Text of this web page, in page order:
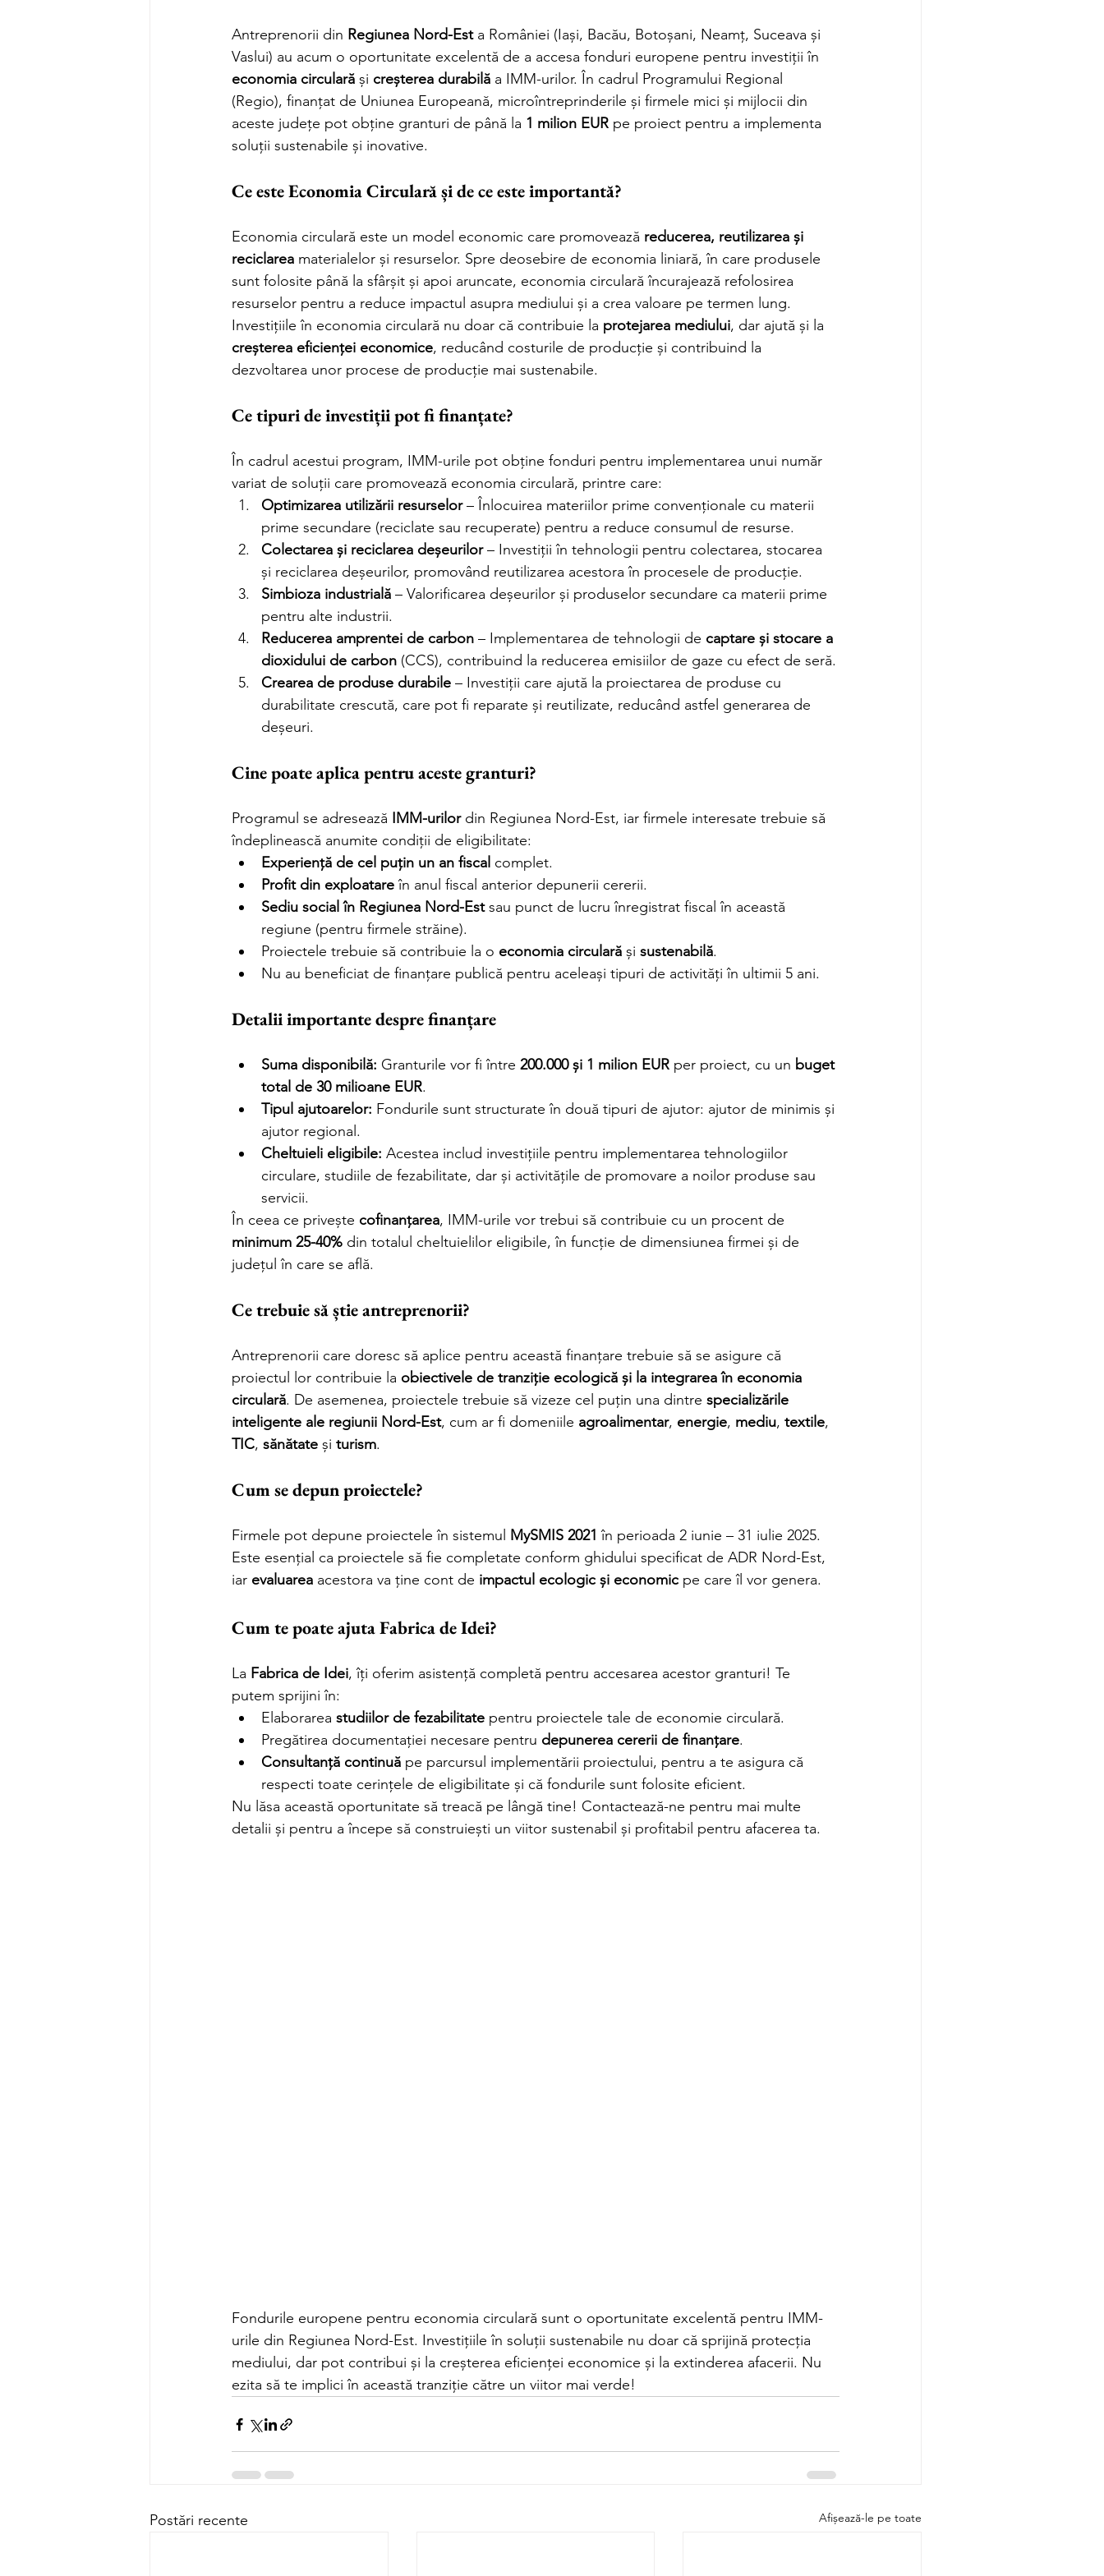
Antreprenorii din Regiunea Nord-Est a României (Iași, Bacău, Botoșani, Neamț, Suceava și
Vaslui) au acum o oportunitate excelentă de a accesa fonduri europene pentru investiții în
economia circulară și creșterea durabilă a IMM-urilor. În cadrul Programului Regional
(Regio), finanțat de Uniunea Europeană, microîntreprinderile și firmele mici și mijlocii din
aceste județe pot obține granturi de până la 1 milion EUR pe proiect pentru a implementa
soluții sustenabile și inovative.
Ce este Economia Circulară și de ce este importantă?
Economia circulară este un model economic care promovează reducerea, reutilizarea și
reciclarea materialelor și resurselor. Spre deosebire de economia liniară, în care produsele
sunt folosite până la sfârșit și apoi aruncate, economia circulară încurajează refolosirea
resurselor pentru a reduce impactul asupra mediului și a crea valoare pe termen lung.
Investițiile în economia circulară nu doar că contribuie la protejarea mediului, dar ajută și la
creșterea eficienței economice, reducând costurile de producție și contribuind la
dezvoltarea unor procese de producție mai sustenabile.
Ce tipuri de investiții pot fi finanțate?
În cadrul acestui program, IMM-urile pot obține fonduri pentru implementarea unui număr
variat de soluții care promovează economia circulară, printre care:
Optimizarea utilizării resurselor – Înlocuirea materiilor prime convenționale cu materii
prime secundare (reciclate sau recuperate) pentru a reduce consumul de resurse.
Colectarea și reciclarea deșeurilor – Investiții în tehnologii pentru colectarea, stocarea
și reciclarea deșeurilor, promovând reutilizarea acestora în procesele de producție.
Simbioza industrială – Valorificarea deșeurilor și produselor secundare ca materii prime
pentru alte industrii.
Reducerea amprentei de carbon – Implementarea de tehnologii de captare și stocare a
dioxidului de carbon (CCS), contribuind la reducerea emisiilor de gaze cu efect de seră.
Crearea de produse durabile – Investiții care ajută la proiectarea de produse cu
durabilitate crescută, care pot fi reparate și reutilizate, reducând astfel generarea de
deșeuri.
Cine poate aplica pentru aceste granturi?
Programul se adresează IMM-urilor din Regiunea Nord-Est, iar firmele interesate trebuie să
îndeplinească anumite condiții de eligibilitate:
Experiență de cel puțin un an fiscal complet.
Profit din exploatare în anul fiscal anterior depunerii cererii.
Sediu social în Regiunea Nord-Est sau punct de lucru înregistrat fiscal în această
regiune (pentru firmele străine).
Proiectele trebuie să contribuie la o economia circulară și sustenabilă.
Nu au beneficiat de finanțare publică pentru aceleași tipuri de activități în ultimii 5 ani.
Detalii importante despre finanțare
Suma disponibilă: Granturile vor fi între 200.000 și 1 milion EUR per proiect, cu un buget
total de 30 milioane EUR.
Tipul ajutoarelor: Fondurile sunt structurate în două tipuri de ajutor: ajutor de minimis și
ajutor regional.
Cheltuieli eligibile: Acestea includ investițiile pentru implementarea tehnologiilor
circulare, studiile de fezabilitate, dar și activitățile de promovare a noilor produse sau
servicii.
În ceea ce privește cofinanțarea, IMM-urile vor trebui să contribuie cu un procent de
minimum 25-40% din totalul cheltuielilor eligibile, în funcție de dimensiunea firmei și de
județul în care se află.
Ce trebuie să știe antreprenorii?
Antreprenorii care doresc să aplice pentru această finanțare trebuie să se asigure că
proiectul lor contribuie la obiectivele de tranziție ecologică și la integrarea în economia
circulară. De asemenea, proiectele trebuie să vizeze cel puțin una dintre specializările
inteligente ale regiunii Nord-Est, cum ar fi domeniile agroalimentar, energie, mediu, textile,
TIC, sănătate și turism.
Cum se depun proiectele?
Firmele pot depune proiectele în sistemul MySMIS 2021 în perioada 2 iunie – 31 iulie 2025.
Este esențial ca proiectele să fie completate conform ghidului specificat de ADR Nord-Est,
iar evaluarea acestora va ține cont de impactul ecologic și economic pe care îl vor genera.
Cum te poate ajuta Fabrica de Idei?
La Fabrica de Idei, îți oferim asistență completă pentru accesarea acestor granturi! Te
putem sprijini în:
Elaborarea studiilor de fezabilitate pentru proiectele tale de economie circulară.
Pregătirea documentației necesare pentru depunerea cererii de finanțare.
Consultanță continuă pe parcursul implementării proiectului, pentru a te asigura că
respecti toate cerințele de eligibilitate și că fondurile sunt folosite eficient.
Nu lăsa această oportunitate să treacă pe lângă tine! Contactează-ne pentru mai multe
detalii și pentru a începe să construiești un viitor sustenabil și profitabil pentru afacerea ta.
Fondurile europene pentru economia circulară sunt o oportunitate excelentă pentru IMM-
urile din Regiunea Nord-Est. Investițiile în soluții sustenabile nu doar că sprijină protecția
mediului, dar pot contribui și la creșterea eficienței economice și la extinderea afacerii. Nu
ezita să te implici în această tranziție către un viitor mai verde!
Postări recente Afișează-le pe toate